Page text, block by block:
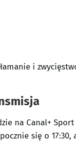
i
na Canal+ Sport
się o 17:30,